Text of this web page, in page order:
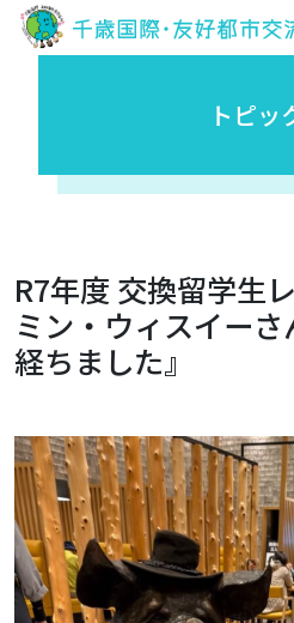
トピッ
R7年度 交換留学生
ミン・ウィスイー
経ちました』